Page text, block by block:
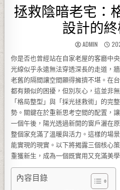
拯救陰暗老宅：
設計的
AUTHOR:
ADMIN
你是否也曾經站在自家老屋的客廳中
光線似乎永遠無法穿透深長的走道，
老舊的隔間讓空間顯得擁擠不堪。在
都有類似的困擾，但別灰心，這並非
「格局整型」與「採光拯救術」的完
勢。關鍵在於重新思考空間的配置，
一個午後，陽光透過新開的窗戶灑在
整個家充滿了溫暖與活力。這樣的場
能實現的現實。以下將揭露三個核心
重獲新生，成為一個既實用又充滿美
內容目錄